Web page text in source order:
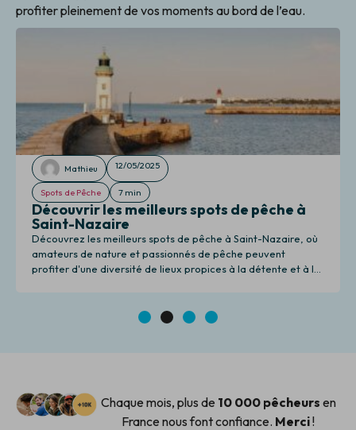
profiter pleinement de vos moments au bord de l’eau.
Mathieu 12/05/2025
Spots de Pêche 7 min
Découvrir les meilleurs spots de pêche à
Saint-Nazaire
Découvrez les meilleurs spots de pêche à Saint-Nazaire, où
amateurs de nature et passionnés de pêche peuvent
profiter d'une diversité de lieux propices à la détente et à la
3 4
Chaque mois, plus de 10 000 pêcheurs en
France nous font confiance. Merci!